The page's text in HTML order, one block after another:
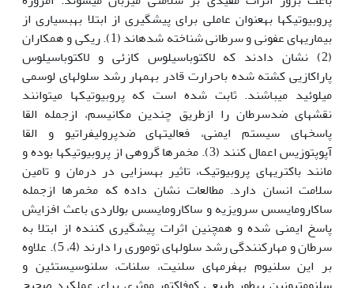
پروبیوتیک‏ها به‏عنوان عاملی برای پیش‏گیری از ابتلا به‏بسیاری از
بیماری­های عفونی و سرطانی شناخته شده‏اند (1). ریکی و همکاران
(2) نشان دادند که لاکتوباسیلوس کازئی و لاکتوباسیلوس
پاراکازیی کشته شده باحرارت قادر به‏مهار رشد سلول‏های لوسمی
میلوئید می‏باشند. ثابت شده است که پروبیوتیک‏ها می­توانند
نقش‏های ضدسرطان را ازطریق چندین مکانیسم، ازجمله القا
پاسخ‏های سیستم ایمنی، فعالیت‏های ضدپرولیفراتیو و القا
آپوپتوزیس اعمال کنند (3). مخمرها گروهی از پروبیوتیک‏ها بوده و
مانند باکتری‏های پروبیوتیک، تاثیر به‏سزایی در درمان و تامین
سلامت انسان دارد. مطالعات نشان داده که مخمرها ازجمله
ساکارومایسس سرویزیه و ساکارومایسس بولاردی باعث افزایش
پاسخ ایمنی شده و هم‏چنین اثرات پیش‏گیری کننده از ابتلا به
سرطان و مهارکنندگی رشد سلول‏های توموری را دارند (4، 5). علاوه
‏بر این سلنیوم به‏فرم‏های سلنیت، سلنات، سلنوسیستئین و